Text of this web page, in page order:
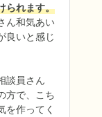
られます。
ん和気あい
良いと感じ
談員さん
方で、こち
を作ってく